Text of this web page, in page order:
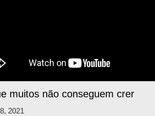
muitos não conseguem crer
2021